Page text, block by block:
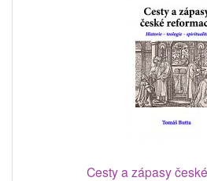
Cesty a zápasy